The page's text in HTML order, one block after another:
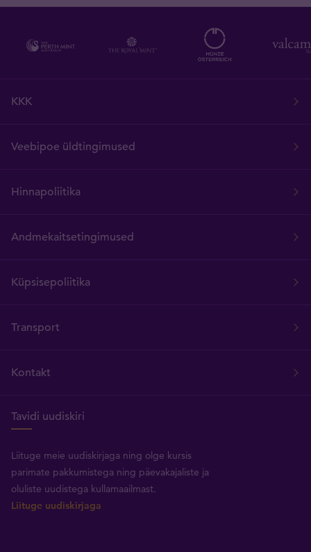
KKK
Veebipoe üldtingimused
Hinnapoliitika
Andmekaitsetingimused
Küpsisepoliitika
Transport
Kontakt
Tavidi uudiskiri
Liituge meie uudiskirjaga ning olge kursis
parimate pakkumistega ning päevakajaliste ja
oluliste uudistega kullamaailmast.
Liituge uudiskirjaga